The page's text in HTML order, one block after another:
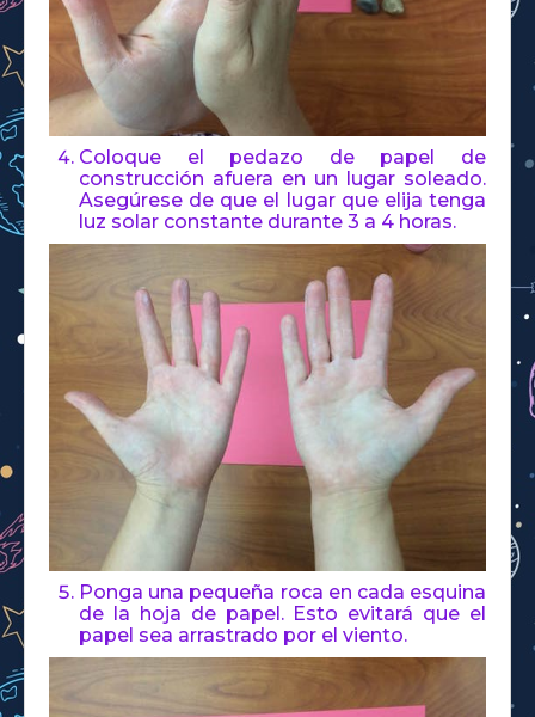
Coloque el pedazo de papel de
construcción afuera en un lugar soleado.
Asegúrese de que el lugar que elija tenga
luz solar constante durante 3 a 4 horas.
Ponga una pequeña roca en cada esquina
de la hoja de papel. Esto evitará que el
papel sea arrastrado por el viento.